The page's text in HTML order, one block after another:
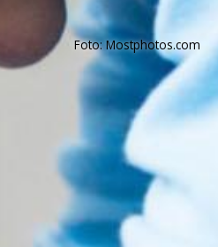
Foto: Mostphotos.com